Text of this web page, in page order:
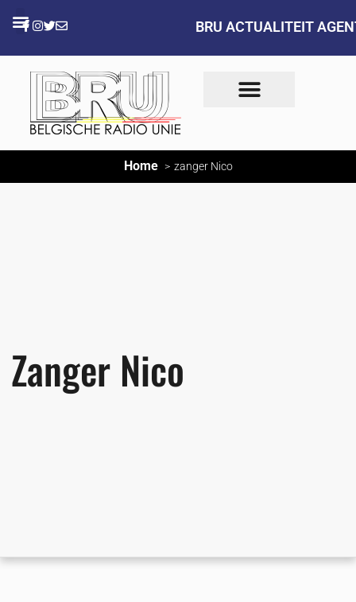
BRU ACTUALITEIT
Home zanger Nico
Zanger Nico